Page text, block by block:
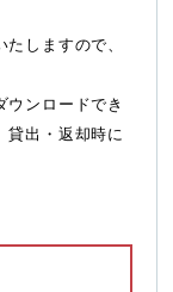
しますので、
ウンロードでき
貸出・返却時に